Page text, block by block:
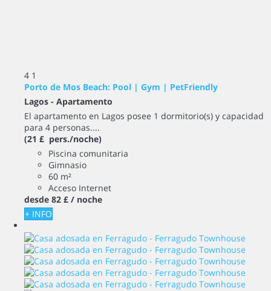
4 1
Porto de Mos Beach: Pool | Gym | PetFriendly
Lagos - Apartamento
El apartamento en Lagos posee 1 dormitorio(s) y capacidad
para 4 personas....
(21 £ pers./noche)
Piscina comunitaria
Gimnasio
60 m²
Acceso Internet
desde 82 £ / noche
+ INFO